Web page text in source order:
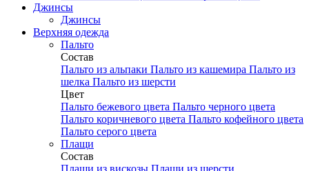
Джинсы
Джинсы
Верхняя одежда
Пальто
Состав
Пальто из альпаки Пальто из кашемира Пальто из
шелка Пальто из шерсти
Цвет
Пальто бежевого цвета Пальто черного цвета
Пальто коричневого цвета Пальто кофейного цвета
Пальто серого цвета
Плащи
Состав
Плащи из вискозы Плащи из шерсти